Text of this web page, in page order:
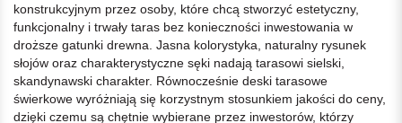
konstrukcyjnym przez osoby, które chcą stworzyć estetyczny,
funkcjonalny i trwały taras bez konieczności inwestowania w
droższe gatunki drewna. Jasna kolorystyka, naturalny rysunek
słojów oraz charakterystyczne sęki nadają tarasowi sielski,
skandynawski charakter. Równocześnie deski tarasowe
świerkowe wyróżniają się korzystnym stosunkiem jakości do ceny,
dzięki czemu są chętnie wybierane przez inwestorów, którzy